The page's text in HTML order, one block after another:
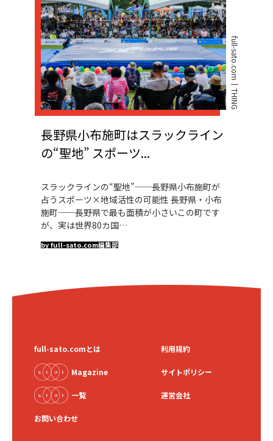
full-sato.com
THING
長野県小布施町はスラックライン
の“聖地” スポーツ...
スラックラインの“聖地”──長野県小布施町が
占うスポーツ×地域活性の可能性 長野県・小布
施町──長野県で最も面積が小さいこの町です
が、実は世界80カ国…
by full-sato.com編集部
full-sato.comとは
Magazine
一覧
お問い合わせ
利用規約
サイトポリシー
運営会社